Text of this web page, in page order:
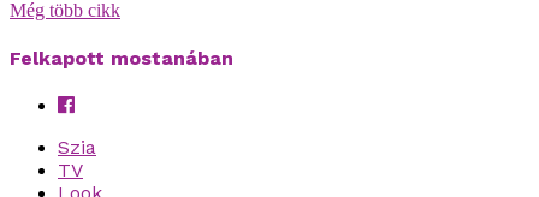
Még több cikk
Felkapott mostanában
Szia
TV